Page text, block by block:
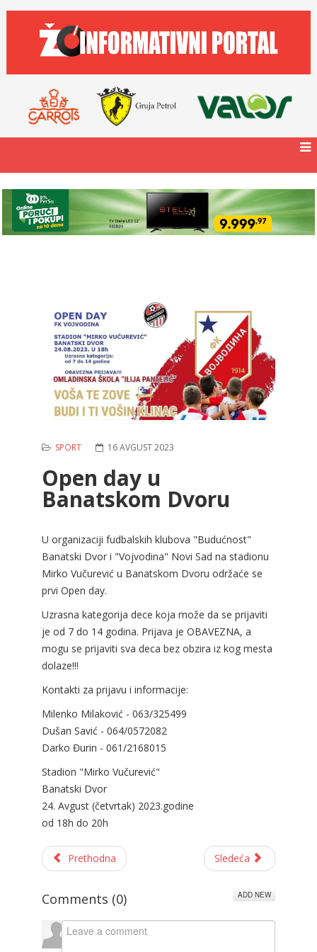
SPORT 16 AVGUST 2023
Open day u
Banatskom Dvoru
U organizaciji fudbalskih klubova "Budućnost"
Banatski Dvor i "Vojvodina" Novi Sad na stadionu
Mirko Vučurević u Banatskom Dvoru održaće se
prvi Open day.
Uzrasna kategorija dece koja može da se prijaviti
je od 7 do 14 godina. Prijava je OBAVEZNA, a
mogu se prijaviti sva deca bez obzira iz kog mesta
dolaze!!!
Kontakti za prijavu i informacije:
Milenko Milaković - 063/325499
Dušan Savić - 064/0572082
Darko Đurin - 061/2168015
Stadion "Mirko Vučurević"
Banatski Dvor
24. Avgust (četvrtak) 2023.godine
od 18h do 20h
Prethodna Sledeća
Comments (0) ADD NEW